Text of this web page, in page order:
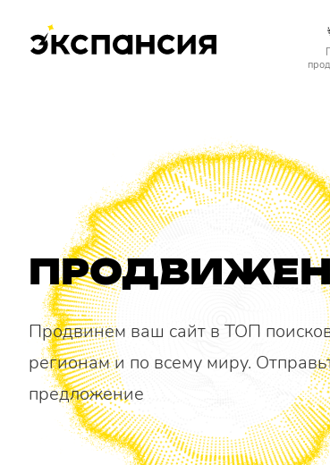
Продвинем ваш сайт в ТОП
регионам и по всему миру.
предложение